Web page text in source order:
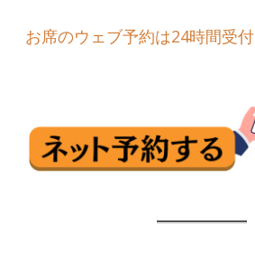
お席のウェブ予約は24時間受付